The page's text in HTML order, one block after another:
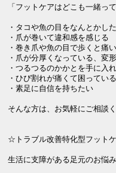
「フットケアはどこも一緒っ
・タコや魚の目をなんとかし
・爪が巻いて違和感を感じる
・巻き爪や魚の目で歩くと痛い
・爪が分厚くなっている、変
・つるつるのかかとを手に入
・ひび割れが痛くて困っている
・素足に自信を持ちたい
そんな方は、お気軽にご相談
☆トラブル改善特化型フット
生活に支障がある足元のお悩